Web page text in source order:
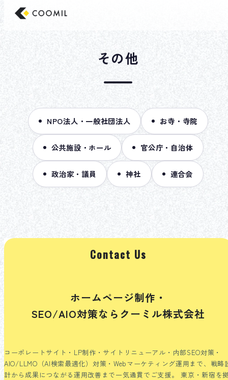
東京のホームページ制作/Web制作会社 クー
その他
NPO法人・一般社団法人 お寺・寺院
公共施設・ホール 官公庁・自治体
政治家・議員 神社 連合会
Contact Us
ホームページ制作・
SEO/AIO対策ならクーミル株式会社
コーポレートサイト・LP制作・サイトリニューアル・内部SEO対策・
AIO/LLMO（AI検索最適化）対策・Webマーケティング運用まで、戦略
計から成果につながる運用改善まで一気通貫でご支援。
東京・新宿を